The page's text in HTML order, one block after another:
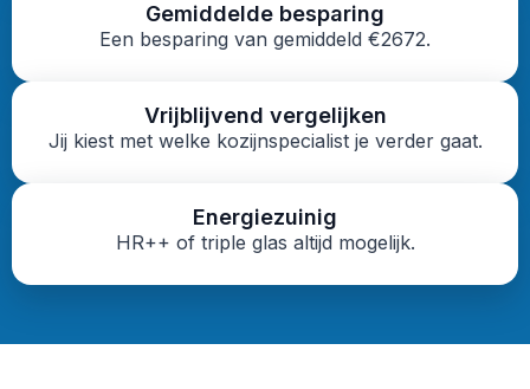
Gemiddelde besparing
Een besparing van gemiddeld €2672.
Vrijblijvend vergelijken
Jij kiest met welke kozijnspecialist je verder gaat.
Energiezuinig
HR++ of triple glas altijd mogelijk.